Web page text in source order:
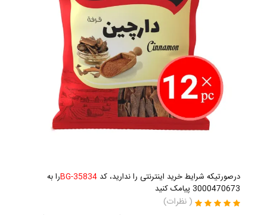
درصورتیکه شرایط خرید اینترنتی را ندارید، کد BG-35834را به
3000470673 پیامک کنید
( نظرات)